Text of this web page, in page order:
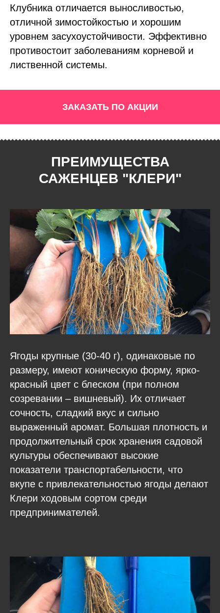
Клубника отличается выносливостью,
отличной зимостойкостью и хорошим
уровнем засухоустойчивости. Эффективно
противостоит заболеваниям корневой и
лиственной системы.
ЗАКАЗАТЬ ПО АКЦИИ
ПРЕИМУЩЕСТВА
САЖЕНЦЕВ "КЛЕРИ"
Ягоды крупные (30-40 г), одинаковые по
размеру, имеют коническую форму, ярко-
красный цвет с блеском (при полном
созревании – вишневый). Их отличает
сочность, сладкий вкус и сильно
выраженный аромат. Большая плотность и
продолжительный срок хранения садовой
культуры обеспечивают высокие
показатели транспортабельности, что
вкупе с привлекательностью ягоды делают
Клери ходовым сортом среди
предпринимателей.